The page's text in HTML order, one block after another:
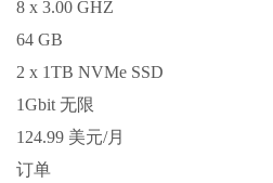
8 x 3.00 GHZ
64 GB
2 x 1TB NVMe SSD
1Gbit 无限
124.99 美元/月
订单